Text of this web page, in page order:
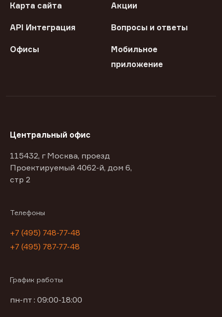
Карта сайта Акции
API Интеграция Вопросы и ответы
Офисы
Мобильное
приложение
Центральный офис
115432, г Москва, проезд
Проектируемый 4062-й, дом 6,
стр 2
Телефоны
+7 (495) 748-77-48
+7 (495) 787-77-48
График работы
пн-пт : 09:00-18:00